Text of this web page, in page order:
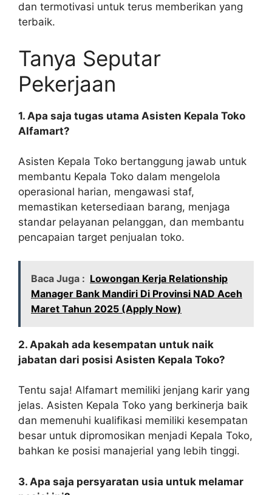
dan termotivasi untuk terus memberikan yang
terbaik.
Tanya Seputar
Pekerjaan
1. Apa saja tugas utama Asisten Kepala Toko
Alfamart?
Asisten Kepala Toko bertanggung jawab untuk
membantu Kepala Toko dalam mengelola
operasional harian, mengawasi staf,
memastikan ketersediaan barang, menjaga
standar pelayanan pelanggan, dan membantu
pencapaian target penjualan toko.
Baca Juga : Lowongan Kerja Relationship
Manager Bank Mandiri Di Provinsi NAD Aceh
Maret Tahun 2025 (Apply Now)
2. Apakah ada kesempatan untuk naik
jabatan dari posisi Asisten Kepala Toko?
Tentu saja! Alfamart memiliki jenjang karir yang
jelas. Asisten Kepala Toko yang berkinerja baik
dan memenuhi kualifikasi memiliki kesempatan
besar untuk dipromosikan menjadi Kepala Toko,
bahkan ke posisi manajerial yang lebih tinggi.
3. Apa saja persyaratan usia untuk melamar